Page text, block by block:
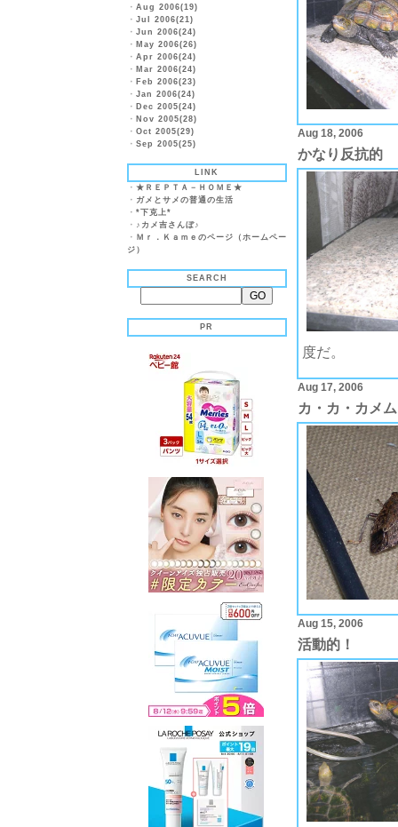
・ Aug 2006(19)
・ Jul 2006(21)
・ Jun 2006(24)
・ May 2006(26)
・ Apr 2006(24)
・ Mar 2006(24)
・ Feb 2006(23)
・ Jan 2006(24)
・ Dec 2005(24)
・ Nov 2005(28)
・ Oct 2005(29)
・ Sep 2005(25)
LINK
・ ★ＲＥＰＴＡ－ＨＯＭＥ★
・ ガメとサメの普通の生活
・ *下克上*
・ ♪カメ吉さんぼ♪
・ Ｍｒ．Ｋａｍｅのページ（ホームペー
ジ）
SEARCH
PR
Aug 18, 2006
かなり反抗的
度だ。
Aug 17, 2006
カ・カ・カメ
Aug 15, 2006
活動的！